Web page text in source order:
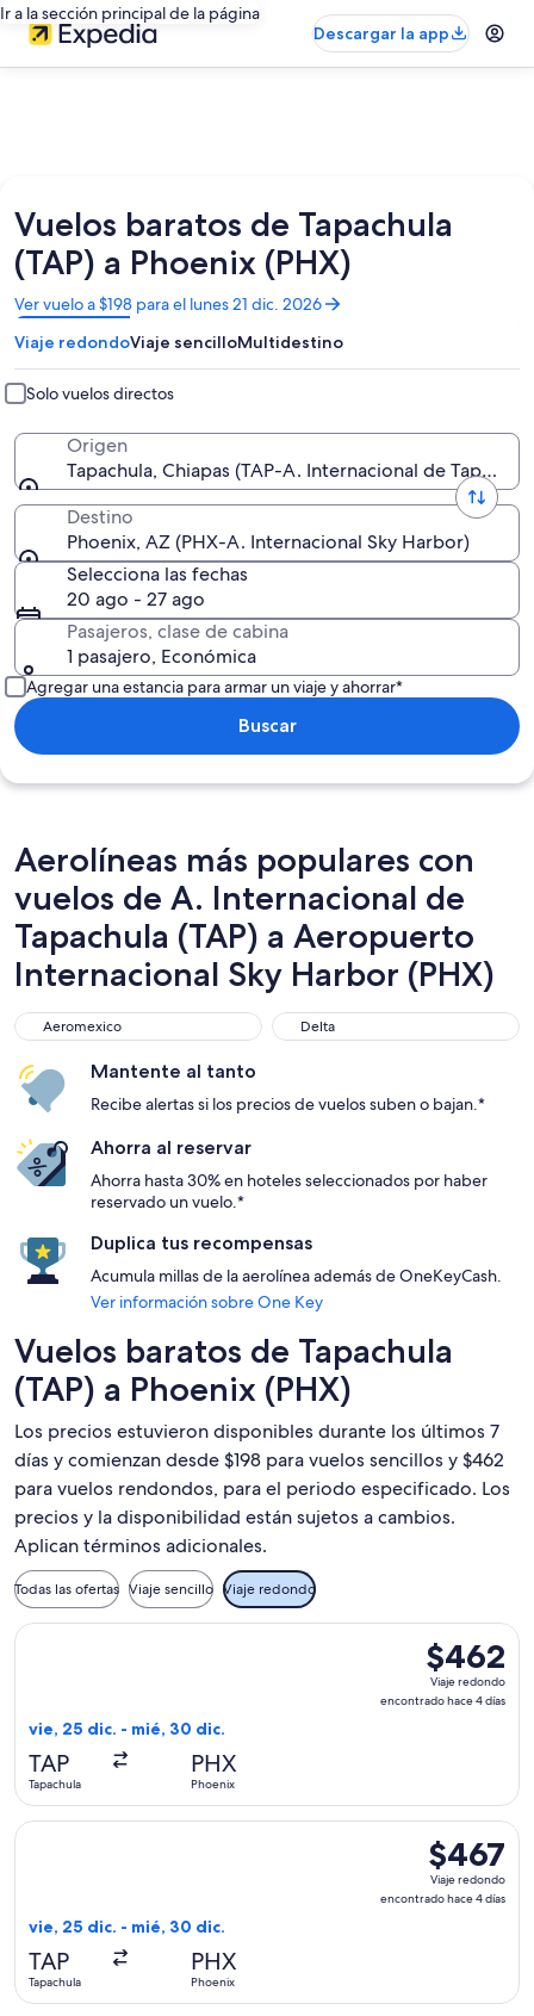
Ir a la sección principal de la página
Descargar la app
Vuelos baratos de Tapachula
(TAP) a Phoenix (PHX)
Ver vuelo a $198 para el lunes 21 dic. 2026
Se
abrirá
en
una
nueva
ventana
Viaje redondoViaje sencilloMultidestino
Solo vuelos directos
Origen
Tapachula, Chiapas (TAP-A. Internacional de
Destino
Phoenix, AZ (PHX-A. Internacional Sky Harbor)
Selecciona las fechas
20 ago - 27 ago
Pasajeros, clase de cabina
1 pasajero, Económica
Agregar una estancia para armar un viaje y ahorrar*
Buscar
Aerolíneas más populares con
vuelos de A. Internacional de
Tapachula (TAP) a Aeropuerto
Internacional Sky Harbor (PHX)
Aeromexico
Aeromexico Delta
Delta
Mantente al tanto
Recibe alertas si los precios de vuelos suben o bajan.*
Ahorra al reservar
Ahorra hasta 30% en hoteles seleccionados por haber
reservado un vuelo.*
Duplica tus recompensas
Acumula millas de la aerolínea además de OneKeyCash.
Ver información sobre One Key
Vuelos baratos de Tapachula
(TAP) a Phoenix (PHX)
Los precios estuvieron disponibles durante los últimos 7
días y comienzan desde $198 para vuelos sencillos y $462
para vuelos rendondos, para el periodo especificado. Los
precios y la disponibilidad están sujetos a cambios.
Aplican términos adicionales.
Todas las ofertas Viaje sencillo Viaje redondo
$462
Viaje
redondo,
$462
Viaje redondo
encontrado hace 4 días
vie, 25 dic. - mié, 30 dic.
TAP
Tapachula
PHX
Phoenix
Seleccionar vuelo de Volaris, con salida el vie, 25 dic.
$467
Viaje
redondo,
$467
Viaje redondo
encontrado hace 4 días
vie, 25 dic. - mié, 30 dic.
TAP
Tapachula
PHX
Phoenix
Seleccionar vuelo de Volaris, con salida el vie, 25 dic.